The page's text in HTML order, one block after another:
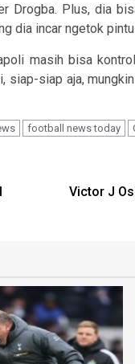
Drogba. Plus, dia
dia incar ngetok
masih bisa
siap aja,
football news today
Victor J